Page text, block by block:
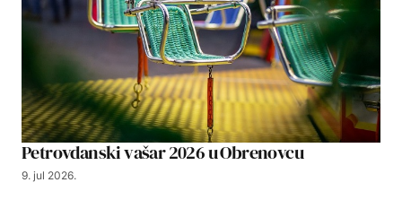
Petrovdanski vašar 2026 u Obrenovcu
9. jul 2026.